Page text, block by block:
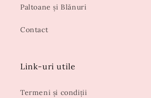
Paltoane și Blănuri
Contact
Link-uri utile
Termeni și condiții